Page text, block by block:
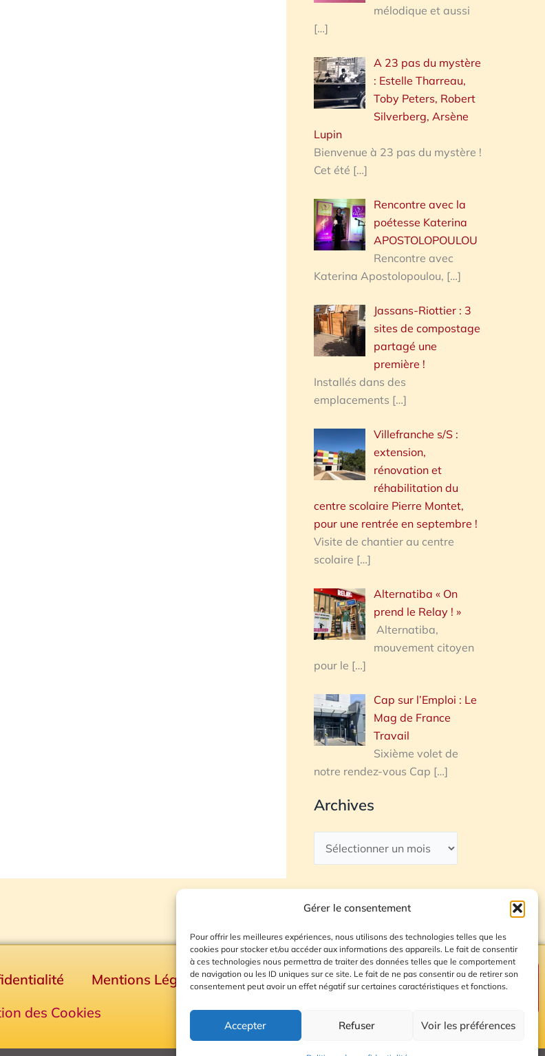
Gérer le consentement
Pour offrir les meilleures expériences, nous utilisons des technologies telles que les
cookies pour stocker et/ou accéder aux informations des appareils. Le fait de consentir
à ces technologies nous permettra de traiter des données telles que le comportement
de navigation ou les ID uniques sur ce site. Le fait de ne pas consentir ou de retirer son
consentement peut avoir un effet négatif sur certaines caractéristiques et fonctions.
Accepter Refuser Voir les préférences
mélodique et aussi
[…]
A 23 pas du mystère
: Estelle Tharreau,
Toby Peters, Robert
Silverberg, Arsène
Lupin
Bienvenue à 23 pas du mystère !
Cet été […]
Rencontre avec la
poétesse Katerina
APOSTOLOPOULOU
Rencontre avec
Katerina Apostolopoulou, […]
Jassans-Riottier : 3
sites de compostage
partagé une
première !
Installés dans des
emplacements […]
Villefranche s/S :
extension,
rénovation et
réhabilitation du
centre scolaire Pierre Montet,
pour une rentrée en septembre !
Visite de chantier au centre
scolaire […]
Alternatiba « On
prend le Relay ! »
Alternatiba,
mouvement citoyen
pour le […]
Cap sur l’Emploi : Le
Mag de France
Travail
Sixième volet de
notre rendez-vous Cap […]
Archives
Mentions Légales
Plan du site
des Cookies